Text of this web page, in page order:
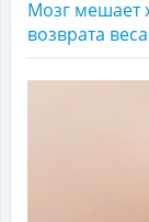
Мозг мешает
возврата веса